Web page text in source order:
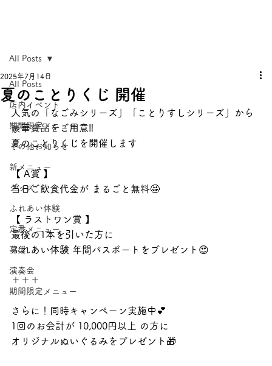
All Posts
店内イベント
期間限定メニュー
その他お知らせ
新メニュー
グッズ
ふれあい体験
定番メニュー
募集
演奏会
期間限定メニュー
All Posts
夏のことりくじ 開催
2025年7月14日
人気の「なごみシリーズ」「ことりすしシリーズ」から
豪華賞品をご用意‼️
夏のことりくじを開催します
【 A賞 】
当日ご飲食代金が まるごと無料🤩
【 ラストワン賞 】
最後の1本を引いた方に
ふれあい体験 年間パスポートをプレゼント😍
＋＋＋
さらに！同時キャンペーン実施中💕
1回のお会計が 10,000円以上 の方に
オリジナルぬいぐるみをプレゼント🎁